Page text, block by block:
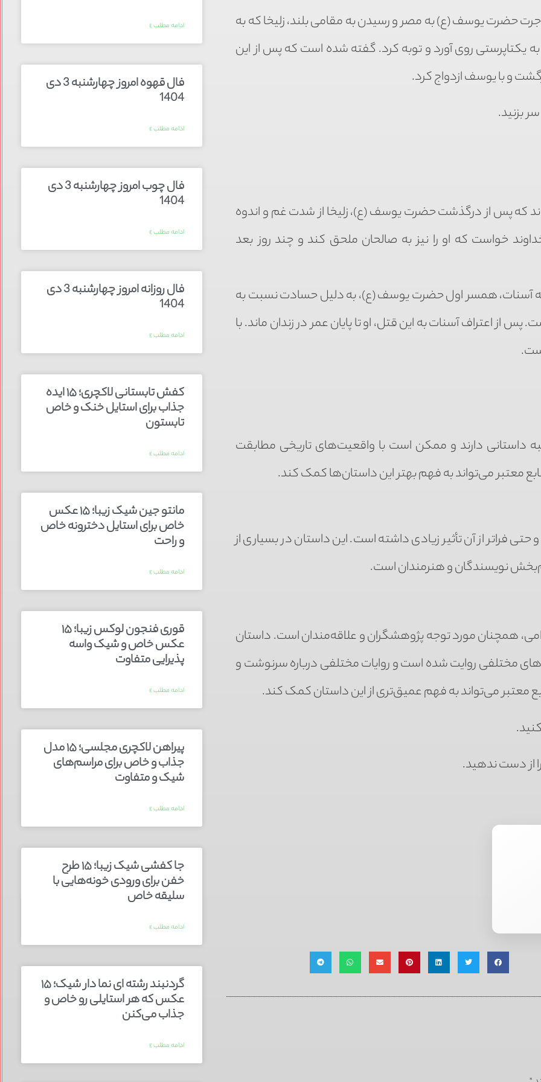
حضرت یوسف (ع) به مصر و رسیدن به مقامی بلند، زلیخا که به
یکتاپرستی روی آورد و توبه کرد. گفته شده است که پس از این
و با یوسف ازدواج کرد.
بزنید.
که پس از درگذشت حضرت یوسف (ع)، زلیخا از شدت غم و اندوه
خواست که او را نیز به صالحان ملحق کند و چند روز بعد
آسنات، همسر اول حضرت یوسف (ع)، به دلیل حسادت نسبت به
از اعتراف آسنات به این قتل، او تا پایان عمر در زندان ماند. با
داستانی دارند و ممکن است با واقعیت‌های تاریخی مطابقت
معتبر می‌تواند به فهم بهتر این داستان‌ها کمک کند.
فراتر از آن تأثیر زیادی داشته است. این داستان در بسیاری از
نویسندگان و هنرمندان است.
همچنان مورد توجه پژوهشگران و علاقه‌مندان است. داستان
مختلفی روایت شده است و روایات مختلفی درباره سرنوشت و
معتبر می‌تواند به فهم عمیق‌تری از این داستان کمک کند.
از دست ندهید.
ادامه مطلب »
فال قهوه امروز چهارشنبه 3 دی
1404
ادامه مطلب »
فال چوب امروز چهارشنبه 3 دی
1404
ادامه مطلب »
فال روزانه امروز چهارشنبه 3 دی
1404
ادامه مطلب »
کفش تابستانی لاکچری؛ ۱۵ ایده‌
جذاب برای استایل خنک و خاص
تابستون
ادامه مطلب »
مانتو جین شیک زیبا؛ ۱۵ عکس
خاص برای استایل دخترونه خاص
و راحت
ادامه مطلب »
قوری فنجون لوکس زیبا؛ ۱۵
عکس خاص و شیک واسه
پذیرایی متفاوت
ادامه مطلب »
پیراهن لاکچری مجلسی؛ ۱۵ مدل
جذاب و خاص برای مراسم‌های
شیک و متفاوت
ادامه مطلب »
جا کفشی شیک زیبا؛ ۱۵ طرح
خفن برای ورودی خونه‌هایی با
سلیقه خاص
ادامه مطلب »
گردنبند رشته ای نما دار شیک؛ ۱۵
عکس که هر استایلی رو خاص و
جذاب می‌کنن
ادامه مطلب »